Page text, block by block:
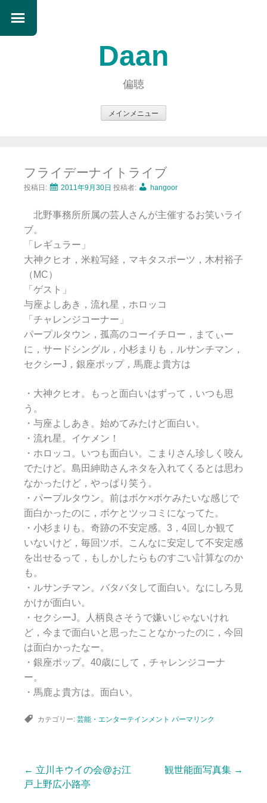
Daan
偏聴
メインメニュー
ン
ツ
ス
キ
ッ
プ
フライデーナイトライブ
投稿日: 2011年9月30日 投稿者: hangoor
北野事務所所属の芸人さんが主催するお笑いライ
ブ。
「レギュラー」
大神クヒオ，米粒写経，マキタスポーツ，木村裕子
（MC）
「ゲスト」
与座よしあき，流れ星，ホロッコ
「チャレンジコーナー」
パープルタウン，孤高のコーイチロー，まてぃー
に，サードシングル，小杉まりも，ルサンチマン，
セクシーJ，銀座ポップ，馬鹿よ貴方は
・大神クヒオ。もっと面白いはずって，いつも思
う。
・与座よしあき。始めてみたけど面白い。
・流れ星。イケメン！
・ホロッコ。いつも面白い。こまりさん珍しく咬ん
でたけど。島田紳助さんネタを入れてくるとは思わ
なかったけど，やっぱり笑う。
・パープルタウン。前はボケ×ボケみたいな感じで
面白かったのに，ボケとツッコミになってた。
・小杉まりも。奇跡の不安定感。3，4回しか観て
いないけど，毎回ツボ。こんなに安定して不安定感
を出せるって，もしかしたらものすごい計算なのか
も。
・ルサンチマン。バタバタして面白い。なにしろ見
かけが面白い。
・セクシーJ。人柄良さそうで嫌いじゃないけれ
ど，今まで面白いと思ったことなかったのに，今回
は面白かったなー。
・銀座ポップ。40歳にして，チャレンジコーナ
ー。
・馬鹿よ貴方は。面白い。
カテゴリー: 芸能・エンターテインメント パーマリンク
投
← 立川キウイの会@お江
戸上野広小路亭
観世能面写真集 →